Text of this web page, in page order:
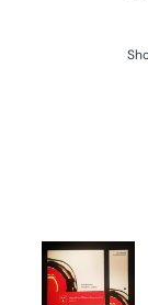
DODAJ
KOSZYKA